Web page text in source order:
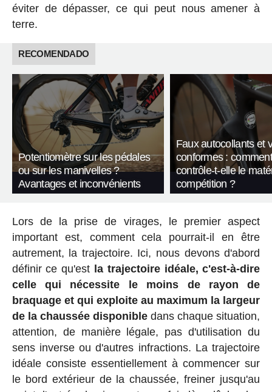
éviter de dépasser, ce qui peut nous amener à
terre.
RECOMENDADO
Potentiomètre sur les pédales
ou sur les manivelles ?
Avantages et inconvénients
Faux autocollants et
conformes :
contrôle-t-elle le
compétition ?
Lors de la prise de virages, le premier aspect
important est, comment cela pourrait-il en être
autrement, la trajectoire. Ici, nous devons d'abord
définir ce qu'est la trajectoire idéale, c'est-à-dire
celle qui nécessite le moins de rayon de
braquage et qui exploite au maximum la largeur
de la chaussée disponibledans chaque situation,
attention, de manière légale, pas d'utilisation du
sens inverse ou d'autres infractions. La trajectoire
idéale consiste essentiellement à commencer sur
le bord extérieur de la chaussée, freiner jusqu'au